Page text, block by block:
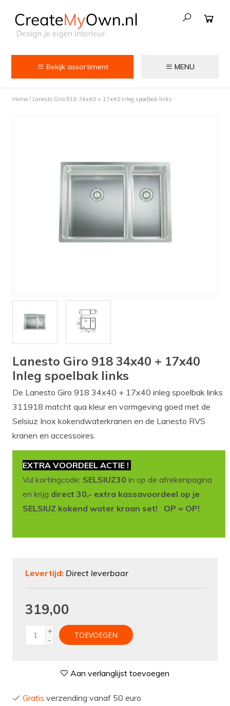
Bekijk assortiment
Zeepdispensers
Voedselrestenvermalers
Afvalemmers
Wastafels
MENU
Home/ Lanesto Giro 918 34x40 + 17x40 Inleg spoelbak links
Lanesto Giro 918 34x40 + 17x40
Inleg spoelbak links
De Lanesto Giro 918 34x40 + 17x40 inleg spoelbak links
311918 matcht qua kleur en vormgeving goed met de
Selsiuz Inox kokendwaterkranen en de Lanesto RVS
kranen en accessoires.
EXTRA VOORDEEL ACTIE !
Vul kortingcode: SELSIUZ30 in op de afrekenpagina
en krijg direct 30,- extra kassavoordeel op je
SELSIUZ kokend water kraan set! OP = OP!
Levertijd: Direct leverbaar
319,00
+
-
TOEVOEGEN
Aan verlanglijst toevoegen
Gratis verzending vanaf 50 euro